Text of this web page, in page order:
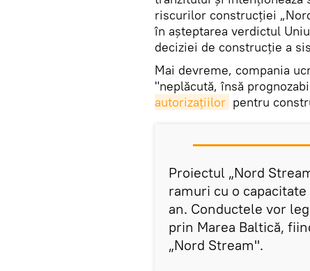
riscurilor construcției
în așteptarea verdictul
deciziei de construcție a
Mai devreme, compania
"neplăcută, însă
autorizațiilor pentru
Proiectul „Nord
ramuri cu o
an. Conductele vor
prin Marea Baltică,
„Nord Stream".